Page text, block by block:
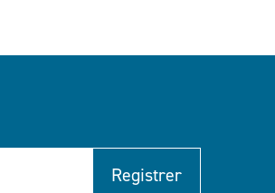
Registrer